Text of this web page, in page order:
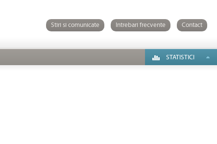
Stiri si comunicate Intrebari frecvente Contact
STATISTICI